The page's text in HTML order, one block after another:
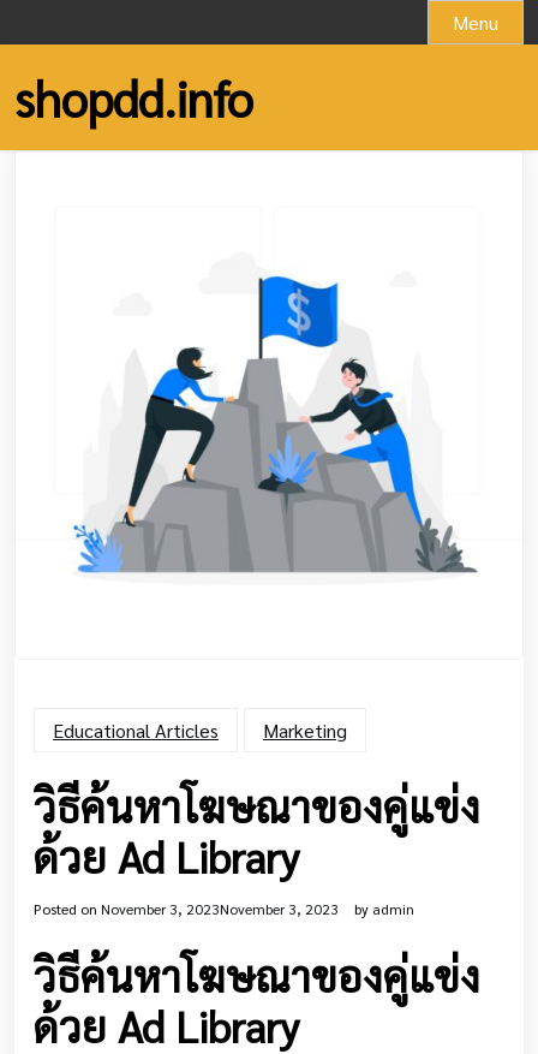
to
content
Menu
shopdd.info
Educational Articles Marketing
วิธีค้นหาโฆษณาของคู่แข่ง
ด้วย Ad Library
Posted on November 3, 2023November 3, 2023 by admin
วิธีค้นหาโฆษณาของคู่แข่ง
ด้วย Ad Library